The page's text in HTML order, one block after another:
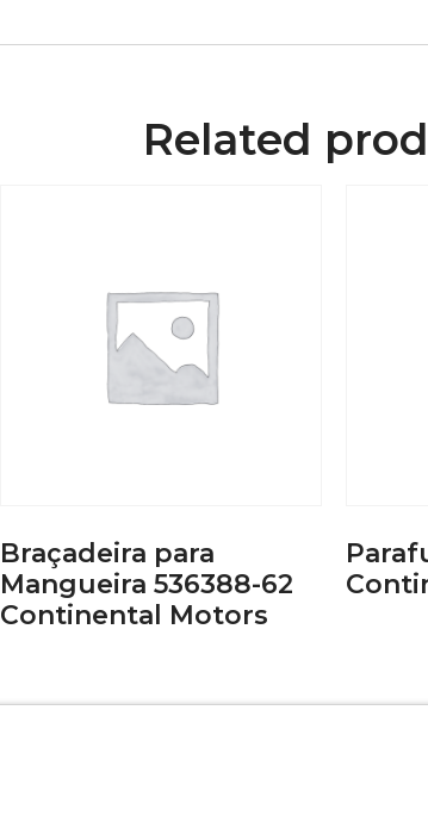
Related
Braçadeira para
Mangueira 536388-62
Continental Motors